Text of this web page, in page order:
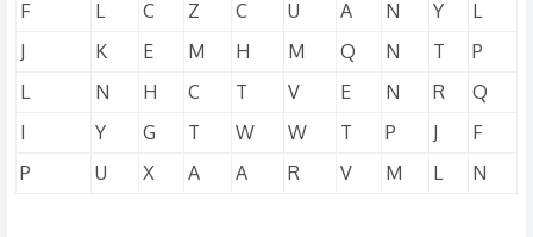
F L C Z C U A N Y
L
J
K E M H M Q N T
P
L
N H C T V E N R
Q
I
Y G T W W T P J
F
P
U X A A R V M L N